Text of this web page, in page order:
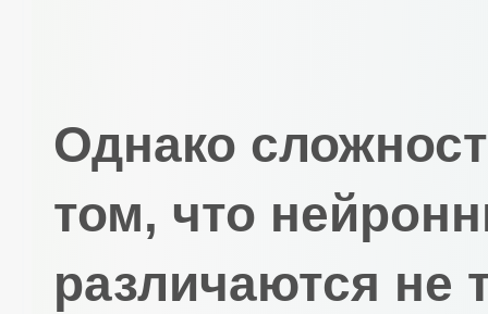
Однако
том, что
различаются не